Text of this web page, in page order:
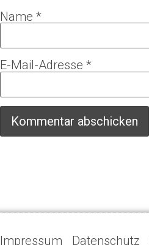
Name *
E-Mail-Adresse *
Impressum Datenschutz